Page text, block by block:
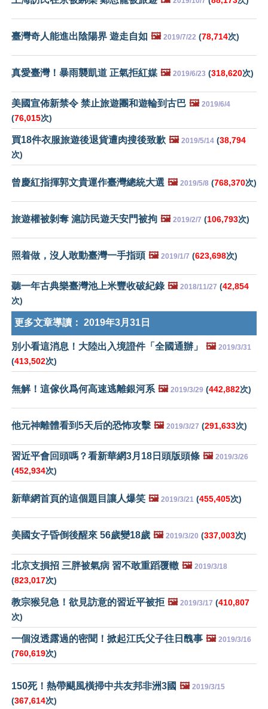
臺灣奇人能進出陰陽界 遊走自如 🖼️ 2019/7/22 (78,714次)
真愛臺灣！暴雨襲凱道 正氣拒紅媒 🖼️ 2019/6/23 (318,620次)
美國宣佈新禁令 禁止旅遊團和遊輪到古巴 🖼️ 2019/6/4
(76,015次)
買18件衣服旅遊後退貨遭肉搜後致歉 🖼️ 2019/5/14 (38,794
次)
曾慶紅指揮郭文貴運作臺灣總統大選 🖼️ 2019/5/8 (768,370次)
旅遊權被剝奪 滬訪民遊天安門被拘 🖼️ 2019/2/7 (106,793次)
照着做，沒人敢動臺灣一手指頭 🖼️ 2019/1/7 (623,698次)
聽一年古典樂臺灣池上米豐收破紀錄 🖼️ 2018/11/27 (42,854
次)
更多文章導讀： 2019年3月31日
別小看這消息！大陸出入境證件「全國通辦」 🖼️ 2019/3/31
(413,502次)
無解！這傢伙爲何高速逃離銀河系 🖼️ 2019/3/29 (442,882次)
他元神離體看到5天后的恐怖攻擊 🖼️ 2019/3/27 (291,633次)
習近平會回頭嗎？看新華網3月18日頭版頭條 🖼️ 2019/3/26
(452,934次)
新華網首頁的這個題目讓人爆笑 🖼️ 2019/3/21 (455,405次)
美國女子昏倒後醒來 56歲變18歲 🖼️ 2019/3/20 (337,003次)
北京支損招 三胖被氣病 習不敢重蹈覆轍 🖼️ 2019/3/18
(823,017次)
教宗猴兒急！欲見訪意的習近平被拒 🖼️ 2019/3/17 (410,807
次)
一個沒透露過的密聞！掀起江氏父子往日醜事 🖼️ 2019/3/16
(760,619次)
150死！熱帶颶風橫掃中共友邦非洲3國 🖼️ 2019/3/15
(367,614次)